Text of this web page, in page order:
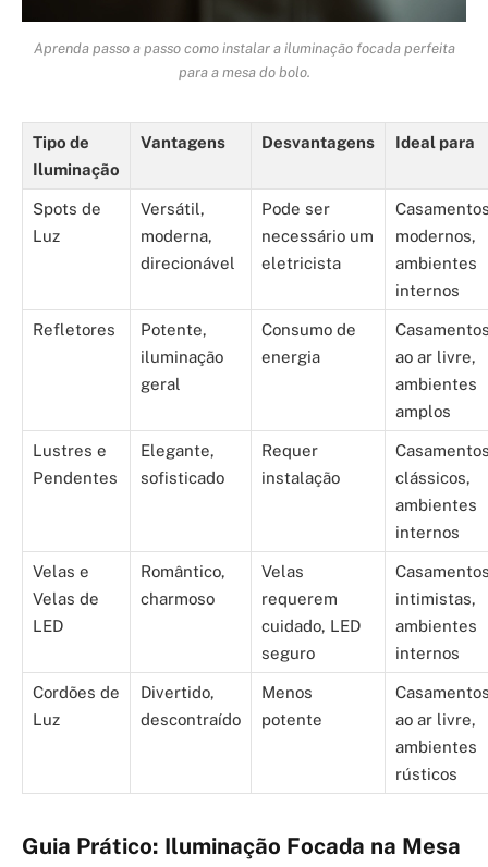
Aprenda passo a passo como instalar a iluminação focada perfeita
para a mesa do bolo.
Tipo de
Iluminação
Vantagens Desvantagens Ideal para
Spots de
Luz
Versátil,
moderna,
direcionável
Pode ser
necessário um
eletricista
modernos,
ambientes
internos
Refletores
Potente,
iluminação
geral
Consumo de
energia
ao ar livre,
ambientes
amplos
Lustres e
Pendentes
Elegante,
sofisticado
Requer
instalação
clássicos,
ambientes
internos
Velas e
Velas de
LED
Romântico,
charmoso
Velas
requerem
cuidado, LED
seguro
intimistas,
ambientes
internos
Cordões de
Luz
Divertido,
descontraído
Menos
potente
ao ar livre,
ambientes
rústicos
Guia Prático: Iluminação Focada na Mesa